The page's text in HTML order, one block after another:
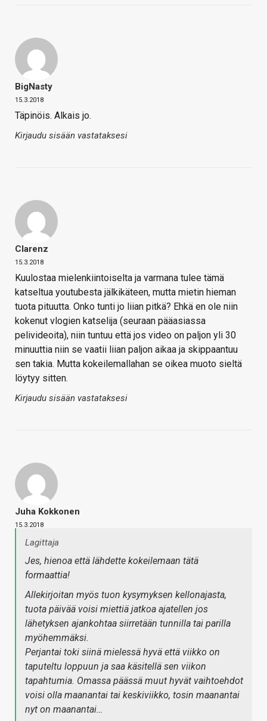
BigNasty
15.3.2018
Täpinöis. Alkais jo.
Kirjaudu sisään vastataksesi
Clarenz
15.3.2018
Kuulostaa mielenkiintoiselta ja varmana tulee tämä
katseltua youtubesta jälkikäteen, mutta mietin hieman
tuota pituutta. Onko tunti jo liian pitkä? Ehkä en ole niin
kokenut vlogien katselija (seuraan pääasiassa
pelivideoita), niin tuntuu että jos video on paljon yli 30
minuuttia niin se vaatii liian paljon aikaa ja skippaantuu
sen takia. Mutta kokeilemallahan se oikea muoto sieltä
löytyy sitten.
Kirjaudu sisään vastataksesi
Juha Kokkonen
15.3.2018
Lagittaja
Jes, hienoa että lähdette kokeilemaan tätä
formaattia!
Allekirjoitan myös tuon kysymyksen kellonajasta,
tuota päivää voisi miettiä jatkoa ajatellen jos
lähetyksen ajankohtaa siirretään tunnilla tai parilla
myöhemmäksi.
Perjantai toki siinä mielessä hyvä että viikko on
taputeltu loppuun ja saa käsitellä sen viikon
tapahtumia. Omassa päässä muut hyvät vaihtoehdot
voisi olla maanantai tai keskiviikko, tosin maanantai
nyt on maanantai…